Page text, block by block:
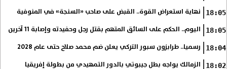
18:05 نهاية استعراض القوة.. القبض على صاحب «السنجة» في المنوفية
18:05 اليوم.. الحكم على السائق المتهم بقتل رجل وحفيدته وإصابة 11 آخرين
18:04 رسميا.. طرابزون سبور التركي يعلن ضم محمد صلاح حتى عام 2028
18:02 الزمالك يواجه بطل جيبوتي بالدور التمهيدي من بطولة إفريقيا